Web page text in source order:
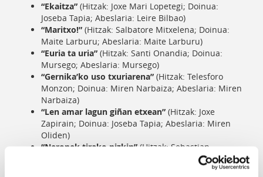
“Ekaitza” (Hitzak: Joxe Mari Lopetegi; Doinua:
Joseba Tapia; Abeslaria: Leire Bilbao)
“Maritxo!” (Hitzak: Salbatore Mitxelena; Doinua:
Maite Larburu; Abeslaria: Maite Larburu)
“Euria ta uria” (Hitzak: Santi Onandia; Doinua:
Mursego; Abeslaria: Mursego)
“Gernika’ko uso txuriarena” (Hitzak: Telesforo
Monzon; Doinua: Miren Narbaiza; Abeslaria: Miren
Narbaiza)
“Len amar lagun giñan etxean” (Hitzak: Joxe
Zapirain; Doinua: Joseba Tapia; Abeslaria: Miren
Oliden)
“Neronek tirako nizkin”(Hitzak: Sebastian
Salaberria; Doinua: Xabi Bandini; Abeslaria: Xabi